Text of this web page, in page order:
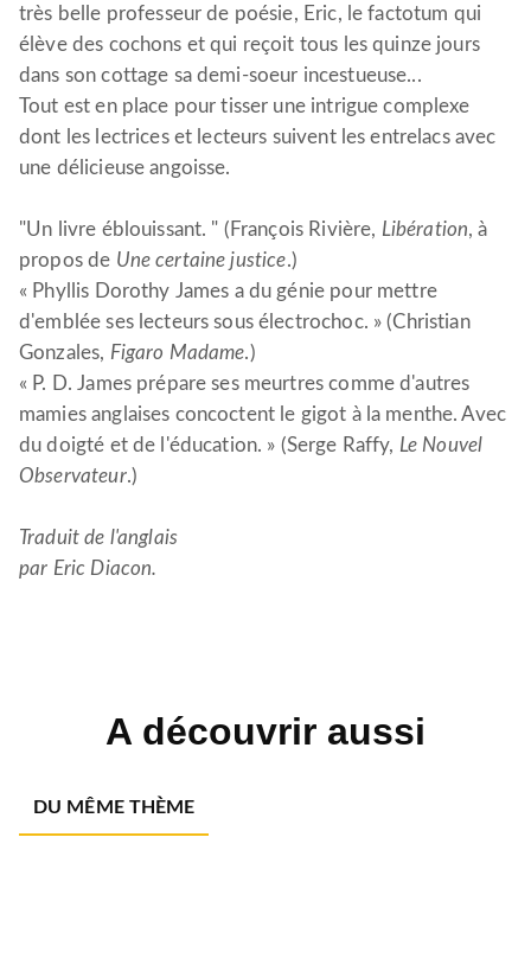
très belle professeur de poésie, Eric, le factotum qui
élève des cochons et qui reçoit tous les quinze jours
dans son cottage sa demi-soeur incestueuse...
Tout est en place pour tisser une intrigue complexe
dont les lectrices et lecteurs suivent les entrelacs avec
une délicieuse angoisse.
"Un livre éblouissant. " (François Rivière, Libération, à
propos de Une certaine justice.)
« Phyllis Dorothy James a du génie pour mettre
d'emblée ses lecteurs sous électrochoc. » (Christian
Gonzales, Figaro Madame.)
« P. D. James prépare ses meurtres comme d'autres
mamies anglaises concoctent le gigot à la menthe. Avec
du doigté et de l'éducation. » (Serge Raffy, Le Nouvel
Observateur.)
Traduit de l'anglais
par Eric Diacon.
A découvrir aussi
DU MÊME THÈME